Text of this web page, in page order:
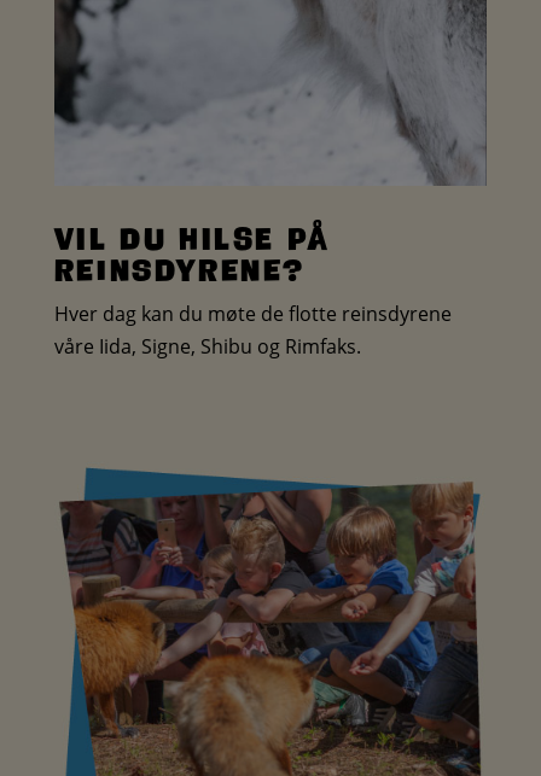
Vil du hilse på
REINSDYRENE?
Hver dag kan du møte de flotte reinsdyrene
våre Iida, Signe, Shibu og Rimfaks.